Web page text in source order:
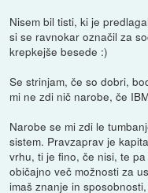
Nisem bil tisti, ki je
si se ravnokar označil za
krepkejše besede :)
Se strinjam, če so dobri,
mi ne zdi nič narobe, če
Narobe se mi zdi le
sistem. Pravzaprav je
vrhu, ti je fino, če nisi, te
običajno več možnosti za
imaš znanje in